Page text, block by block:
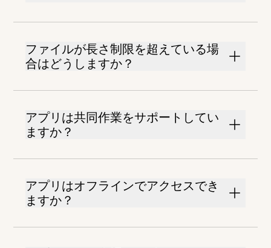
ファイルが長さ制限を超えている場
合はどうしますか？
アプリは共同作業をサポートしてい
ますか？
アプリはオフラインでアクセスでき
ますか？